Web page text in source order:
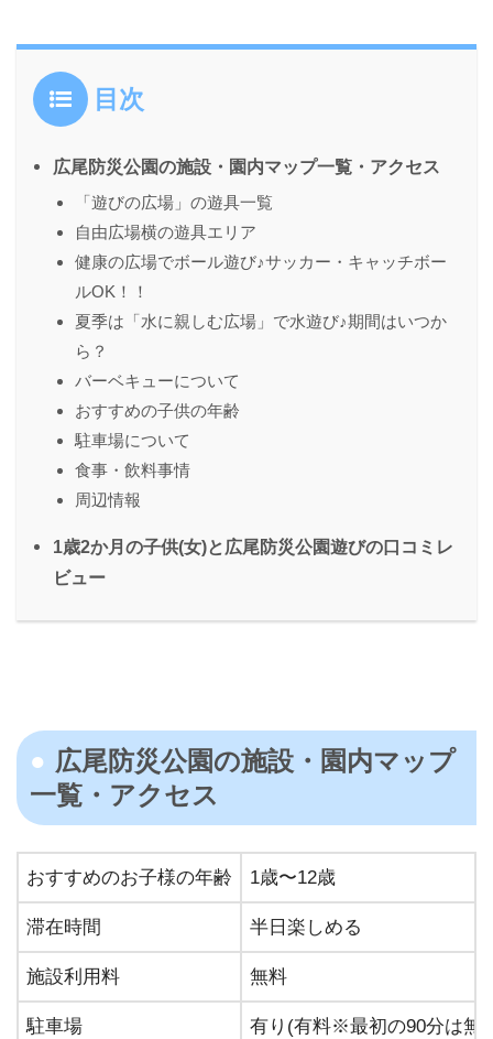
目次
広尾防災公園の施設・園内マップ一覧・アクセス
「遊びの広場」の遊具一覧
自由広場横の遊具エリア
健康の広場でボール遊び♪サッカー・キャッチボー
ルOK！！
夏季は「水に親しむ広場」で水遊び♪期間はいつか
ら？
バーベキューについて
おすすめの子供の年齢
駐車場について
食事・飲料事情
周辺情報
1歳2か月の子供(女)と広尾防災公園遊びの口コミレ
ビュー
広尾防災公園の施設・園内マップ
一覧・アクセス
おすすめのお子様の年齢 1歳〜12歳
滞在時間 半日楽しめる
施設利用料 無料
駐車場 有り(有料※最初の90分は無